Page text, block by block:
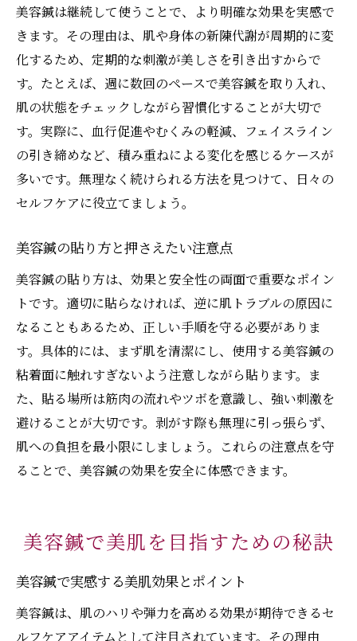
美容鍼は継続して使うことで、より明確な効果を実感で
きます。その理由は、肌や身体の新陳代謝が周期的に変
化するため、定期的な刺激が美しさを引き出すからで
す。たとえば、週に数回のペースで美容鍼を取り入れ、
肌の状態をチェックしながら習慣化することが大切で
す。実際に、血行促進やむくみの軽減、フェイスライン
の引き締めなど、積み重ねによる変化を感じるケースが
多いです。無理なく続けられる方法を見つけて、日々の
セルフケアに役立てましょう。
美容鍼の貼り方と押さえたい注意点
美容鍼の貼り方は、効果と安全性の両面で重要なポイン
トです。適切に貼らなければ、逆に肌トラブルの原因に
なることもあるため、正しい手順を守る必要がありま
す。具体的には、まず肌を清潔にし、使用する美容鍼の
粘着面に触れすぎないよう注意しながら貼ります。ま
た、貼る場所は筋肉の流れやツボを意識し、強い刺激を
避けることが大切です。剥がす際も無理に引っ張らず、
肌への負担を最小限にしましょう。これらの注意点を守
ることで、美容鍼の効果を安全に体感できます。
美容鍼で美肌を目指すための秘訣
美容鍼で実感する美肌効果とポイント
美容鍼は、肌のハリや弾力を高める効果が期待できるセ
ルフケアアイテムとして注目されています。その理由